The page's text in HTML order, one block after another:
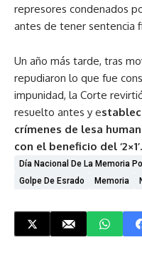
represores condenados
antes de tener sentencia
Un año más tarde, tras
repudiaron lo que fue
impunidad, la Corte
resuelto antes y e
crímenes de lesa
con el beneficio del ‘2×1’.
Día Nacional De La Memoria
Golpe De Esrado
Memoria